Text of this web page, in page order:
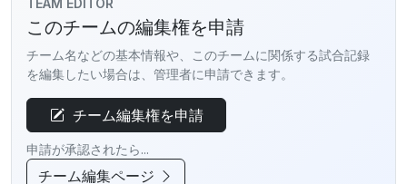
TEAM EDITOR
このチームの編集権を申請
チーム名などの基本情報や、このチームに関係する試合記録
を編集したい場合は、管理者に申請できます。
チーム編集権を申請
申請が承認されたら...
チーム編集ページ